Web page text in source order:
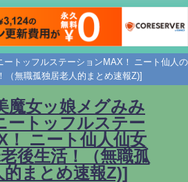
ートッフルステーションMAX！ ニート仙人の
（無職孤独居老人的まとめ速報Z)]
魔女ッ娘メグみみ
ートッフルステー
！ ニート仙人仙女
後生活！（無職孤
的まとめ速報Z)]